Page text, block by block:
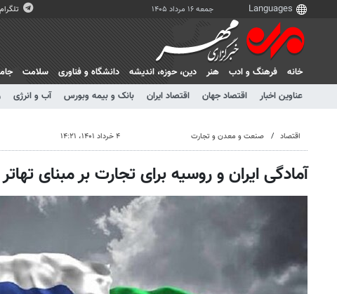
جمعه ۱۶ مرداد ۱۴۰۵ تلگرام
خانه فرهنگ و ادب هنر دين، حوزه، انديشه دانشگاه و فناوری سلامت
عناوین اخبار
اقتصاد جهان اقتصاد ایران بانک و بیمه وبورس آب و انرژی
اقتصاد صنعت و معدن و تجارت ۴ خرداد ۱۴۰۱، ۱۴:۲۱
آمادگی ایران و روسیه برای تجارت بر مبنای تهاتر